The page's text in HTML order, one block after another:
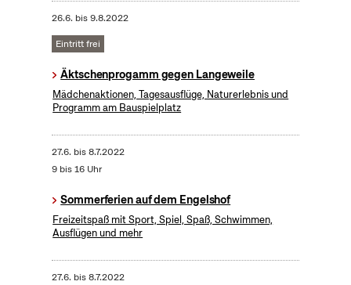
26.6. bis9.8.2022
Eintritt frei
Äktschenprogamm gegen Langeweile
Mädchenaktionen, Tagesausflüge, Naturerlebnis und
Programm am Bauspielplatz
27.6. bis8.7.2022
9 bis 16 Uhr
Sommerferien auf dem Engelshof
Freizeitspaß mit Sport, Spiel, Spaß, Schwimmen,
Ausflügen und mehr
27.6. bis8.7.2022